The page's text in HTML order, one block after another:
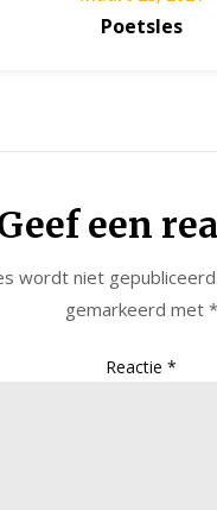
Poetsles
een
wordt niet gepubliceerd.
gemarkeerd met *
Reactie *